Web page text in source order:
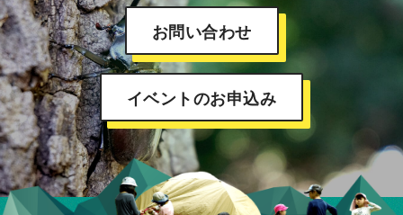
お問い合わせ
イベントのお申込み